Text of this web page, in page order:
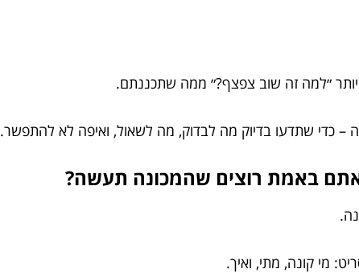
יותר ״למה זה שוב צפצף?״ ממה שתכננתם.
כדי שתדעו בדיוק מה לבדוק, מה לשאול, ואיפה לא להתפשר.
באמת רוצים שהמכונה תעשה?
מי קונה, מתי, ואיך.